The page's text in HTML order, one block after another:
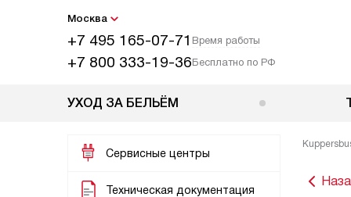
Москва
+7 495 165-07-71 Время работы
+7 800 333-19-36Бесплатно по РФ
УХОД ЗА БЕЛЬЁМ
Сервисные центры
Техническая документация